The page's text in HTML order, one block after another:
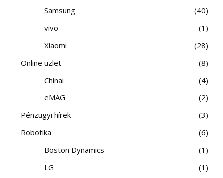
Samsung
40
vivo
1
Xiaomi
28
Online üzlet
8
Chinai
4
eMAG
2
Pénzügyi hírek
3
Robotika
6
Boston Dynamics
1
LG
1